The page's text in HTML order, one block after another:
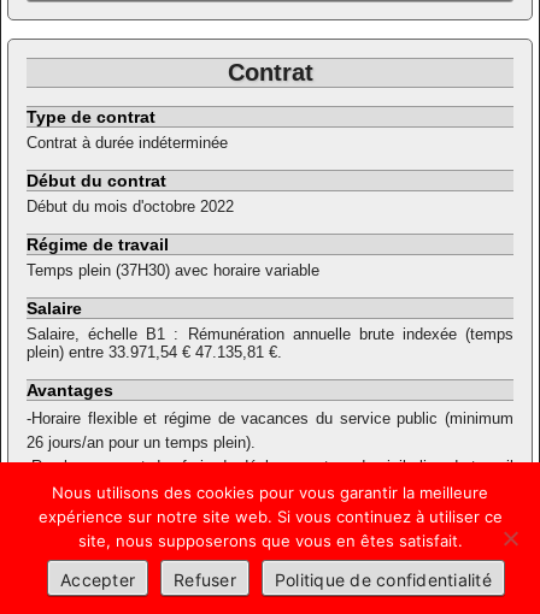
Contrat
Type de contrat
Contrat à durée indéterminée
Début du contrat
Début du mois d'octobre 2022
Régime de travail
Temps plein (37H30) avec horaire variable
Salaire
Salaire, échelle B1 : Rémunération annuelle brute indexée (temps
plein) entre 33.971,54 € 47.135,81 €.
Avantages
-Horaire flexible et régime de vacances du service public (minimum
26 jours/an pour un temps plein).
-Remboursement des frais de déplacements « domicile-lieu de travail
» effectués en vélo ou en transport en commun.
-Plan de formations continues.
2019-2026, C.P.A.S. Tubize Politique de confidentialité
Nous utilisons des cookies pour vous garantir la meilleure
expérience sur notre site web. Si vous continuez à utiliser ce
site, nous supposerons que vous en êtes satisfait.
Accepter Refuser Politique de confidentialité